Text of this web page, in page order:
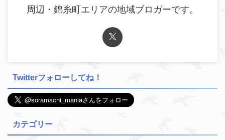
周辺・錦糸町エリアの地域ブロガーです。
Twitterフォローしてね！
カテゴリー